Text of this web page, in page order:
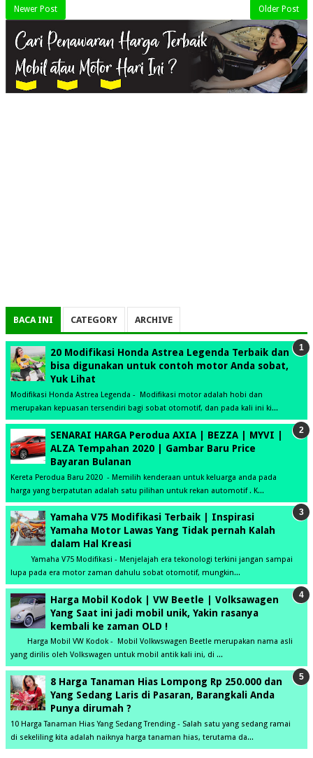
Newer Post Older Post
BACA INI CATEGORY ARCHIVE
20 Modifikasi Honda Astrea Legenda Terbaik dan
bisa digunakan untuk contoh motor Anda sobat,
Yuk Lihat
Modifikasi Honda Astrea Legenda - Modifikasi motor adalah hobi dan
merupakan kepuasan tersendiri bagi sobat otomotif, dan pada kali ini ki...
SENARAI HARGA Perodua AXIA | BEZZA | MYVI |
ALZA Tempahan 2020 | Gambar Baru Price
Bayaran Bulanan
Kereta Perodua Baru 2020 - Memilih kenderaan untuk keluarga anda pada
harga yang berpatutan adalah satu pilihan untuk rekan automotif . K...
Yamaha V75 Modifikasi Terbaik | Inspirasi
Yamaha Motor Lawas Yang Tidak pernah Kalah
dalam Hal Kreasi
Yamaha V75 Modifikasi - Menjelajah era tekonologi terkini jangan sampai
lupa pada era motor zaman dahulu sobat otomotif, mungkin...
Harga Mobil Kodok | VW Beetle | Volksawagen
Yang Saat ini jadi mobil unik, Yakin rasanya
kembali ke zaman OLD !
Harga Mobil VW Kodok - Mobil Volkwswagen Beetle merupakan nama asli
yang dirilis oleh Volkswagen untuk mobil antik kali ini, di ...
8 Harga Tanaman Hias Lompong Rp 250.000 dan
Yang Sedang Laris di Pasaran, Barangkali Anda
Punya dirumah ?
10 Harga Tanaman Hias Yang Sedang Trending - Salah satu yang sedang ramai
di sekeliling kita adalah naiknya harga tanaman hias, terutama da...